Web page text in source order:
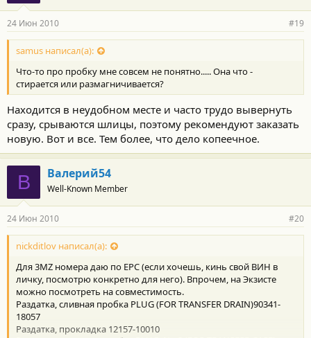
24 Июн 2010 #19
samus написал(а):
Что-то про пробку мне совсем не понятно..... Она что -
стирается или размагничивается?
Находится в неудобном месте и часто трудо вывернуть
сразу, срываются шлицы, поэтому рекомендуют заказать
новую. Вот и все. Тем более, что дело копеечное.
В Валерий54
Well-Known Member
24 Июн 2010 #20
nickditlov написал(а):
Для 3MZ номера даю по ЕРС (если хочешь, кинь свой ВИН в
личку, посмотрю конкретно для него). Впрочем, на Экзисте
можно посмотреть на совместимость.
Раздатка, сливная пробка PLUG (FOR TRANSFER DRAIN)90341-
18057
Раздатка, прокладка 12157-10010